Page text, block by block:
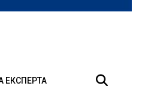
ЕКСПЕРТА